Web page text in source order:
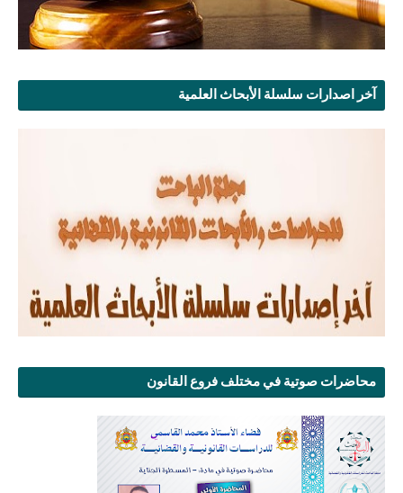
آخر اصدارات سلسلة الأبحاث العلمية
محاضرات صوتية في مختلف فروع القانون